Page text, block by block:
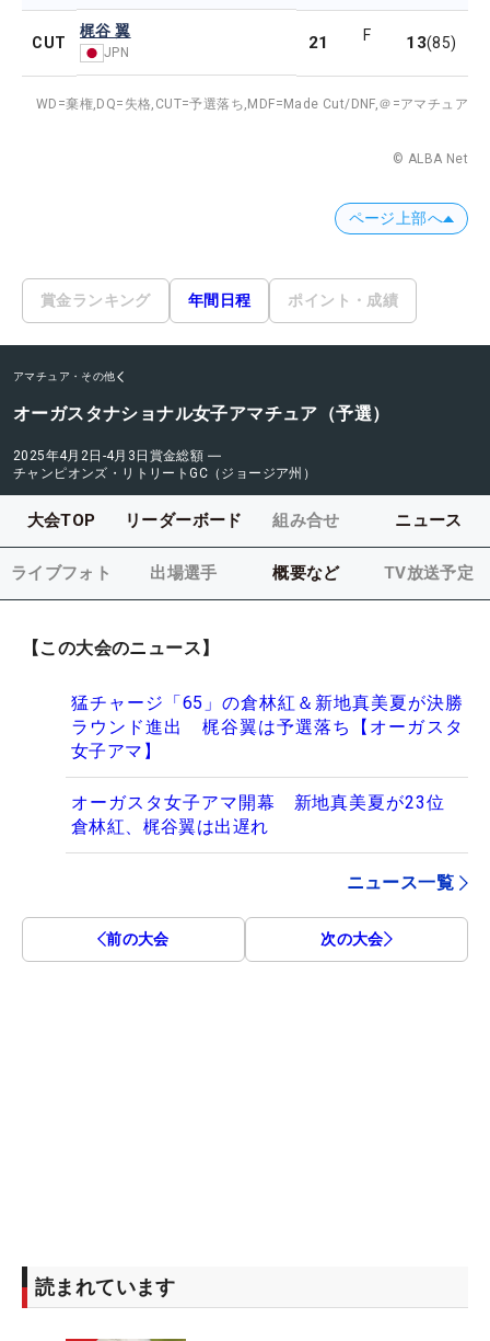
CUT
梶谷 翼
JPN 21 F 13(85)
WD=棄権, DQ=失格, CUT=予選落ち, MDF=Made Cut/DNF,＠=アマチュア
© ALBA Net
ページ上部へ
賞金ランキング 年間日程 ポイント・成績
アマチュア・その他
オーガスタナショナル女子アマチュア（予選）
2025年4月2日-4月3日 賞金総額 ―
チャンピオンズ・リトリートGC（ジョージア州）
大会TOP リーダーボード 組み合せ ニュース
ライブフォト 出場選手 概要など TV放送予定
【この大会のニュース】
猛チャージ「65」の倉林紅＆新地真美夏が決勝
ラウンド進出 梶谷翼は予選落ち【オーガスタ
女子アマ】
オーガスタ女子アマ開幕 新地真美夏が23位
倉林紅、梶谷翼は出遅れ
ニュース一覧
前の大会 次の大会
読まれています